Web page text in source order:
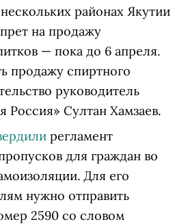
районах Якутии
на продажу
— пока до 6 апреля.
продажу спиртного
руководитель
Россия» Султан Хамзаев.
регламент
для граждан во
Для его
нужно отправить
2590 со словом